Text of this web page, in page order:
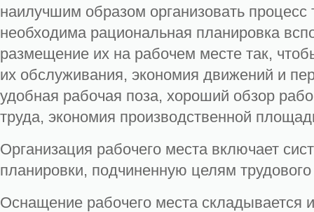
наилучшим образом организовать процесс
необходима рациональная планировка
размещение их на рабочем месте так,
их обслуживания, экономия движений и
удобная рабочая поза, хороший обзор
труда, экономия производственной
Организация рабочего места включает
планировки, подчиненную целям
Оснащение рабочего места складывается